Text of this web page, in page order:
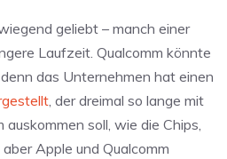
geliebt – manch einer
Laufzeit. Qualcomm könnte
das Unternehmen hat einen
, der dreimal so lange mit
soll, wie die Chips,
Apple und Qualcomm